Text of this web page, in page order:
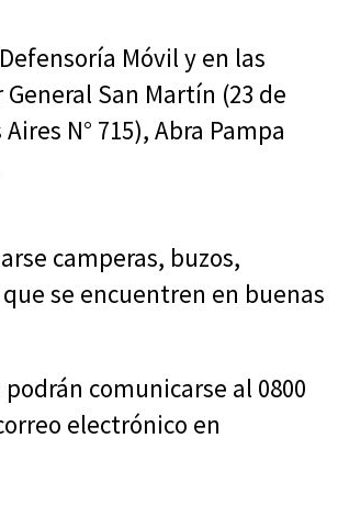
Móvil y en las
San Martín (23 de
N° 715), Abra Pampa
camperas, buzos,
se encuentren en buenas
comunicarse al 0800
electrónico en